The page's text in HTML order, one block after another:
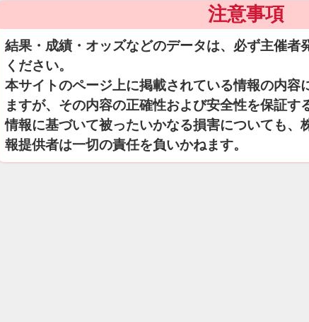
注意事項
結果・成績・オッズなどのデータは、必ず主催者
ください。
本サイトのページ上に掲載されている情報の内容
ますが、その内容の正確性および安全性を保証す
情報に基づいて被ったいかなる損害についても、
報提供者は一切の責任を負いかねます。